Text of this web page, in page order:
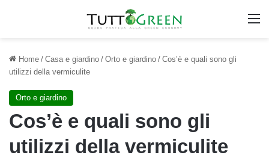
Home / Casa e giardino / Orto e giardino / Cos’è e quali sono gli
utilizzi della vermiculite
Orto e giardino
Cos’è e quali sono gli
utilizzi della vermiculite